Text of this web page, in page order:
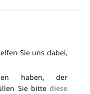
Sie uns dabei,
haben, der
Sie bitte diese